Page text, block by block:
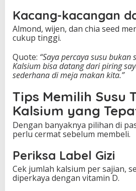
Kacang-kacangan
Almond, wijen, dan chia seed
cukup tinggi.
Quote: “Saya percaya susu
Kalsium bisa datang dari piring
sederhana di meja makan kita.”
Tips Memilih Susu
Kalsium yang
Dengan banyaknya pilihan di
perlu cermat sebelum membeli.
Periksa Label Gizi
Cek jumlah kalsium per sajian,
diperkaya dengan vitamin D.